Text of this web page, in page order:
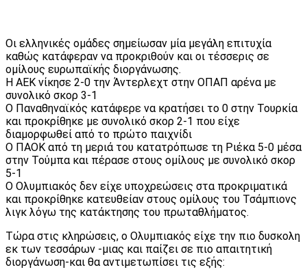
Οι ελληνικές ομάδες σημείωσαν μία μεγάλη επιτυχία
καθώς κατάφεραν να προκριθούν και οι τέσσερις σε
ομίλους ευρωπαϊκής διοργάνωσης.
Η ΑΕΚ νίκησε 2-0 την Άντερλεχτ στην ΟΠΑΠ αρένα με
συνολικό σκορ 3-1
Ο Παναθηναϊκός κατάφερε να κρατήσει το 0 στην Τουρκία
και προκρίθηκε με συνολικό σκορ 2-1 που είχε
διαμορφωθεί από το πρώτο παιχνίδι
Ο ΠΑΟΚ από τη μεριά του κατατρόπωσε τη Ριέκα 5-0 μέσα
στην Τούμπα και πέρασε στους ομίλους με συνολικό σκορ
5-1
Ο Ολυμπιακός δεν είχε υποχρεώσεις στα προκριματικά
και προκρίθηκε κατευθείαν στους ομίλους του Τσάμπιονς
λιγκ λόγω της κατάκτησης του πρωταθλήματος.
Τώρα στις κληρώσεις, ο Ολυμπιακός είχε την πιο δυσκολη
εκ των τεσσάρων -μιας και παίζει σε πιο απαιτητική
διοργάνωση-και θα αντιμετωπίσει τις εξής: